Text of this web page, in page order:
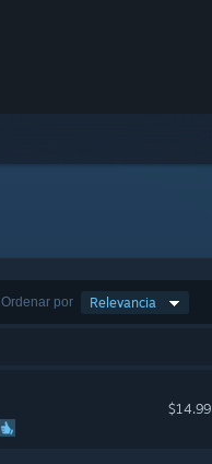
Ordenar por Relevancia
$14.99